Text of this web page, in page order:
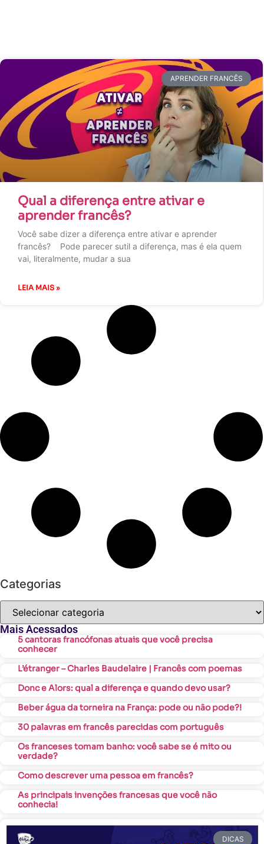
APRENDER FRANCÊS
Qual a diferença entre ativar e
aprender francês?
Você sabe dizer a diferença entre ativar e aprender
francês? Pode parecer sutil a diferença, mas é ela quem
vai, literalmente, mudar a sua
LEIA MAIS »
Categorias
Mais Acessados
5 cantoras francófonas atuais que você precisa
conhecer
L’étranger – Charles Baudelaire | Francês com poemas
Donc e Alors: qual a diferença e quando devo usar?
Beber água da torneira na França: pode ou não pode?!
30 palavras em francês parecidas com português
Os franceses tomam banho: você sabe se é mito ou
verdade?
Como descrever uma pessoa em francês?
As principais invenções francesas que você não
conhecia!
DICAS